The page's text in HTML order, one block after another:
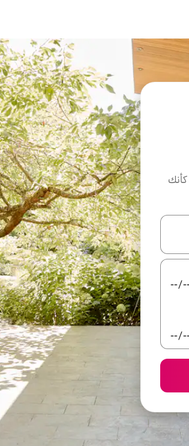
كأنك
أو استكشف عن طريق اللمس أو السحب.